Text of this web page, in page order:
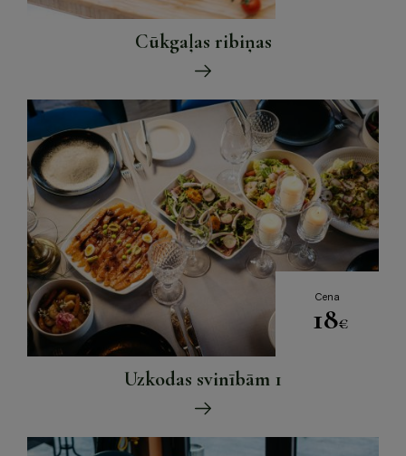
Cūkgaļas ribiņas
Cena
18€
Uzkodas svinībām 1